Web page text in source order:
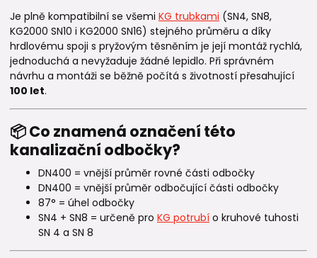
Je plně kompatibilní se všemi KG trubkami (SN4, SN8,
KG2000 SN10 i KG2000 SN16) stejného průměru a díky
hrdlovému spoji s pryžovým těsněním je její montáž rychlá,
jednoduchá a nevyžaduje žádné lepidlo. Při správném
návrhu a montáži se běžně počítá s životností přesahující
100 let.
📦 Co znamená označení této
kanalizační odbočky?
DN400 = vnější průměr rovné části odbočky
DN400 = vnější průměr odbočující části odbočky
87° = úhel odbočky
SN4 + SN8 = určeně pro KG potrubí o kruhové tuhosti
SN 4 a SN 8